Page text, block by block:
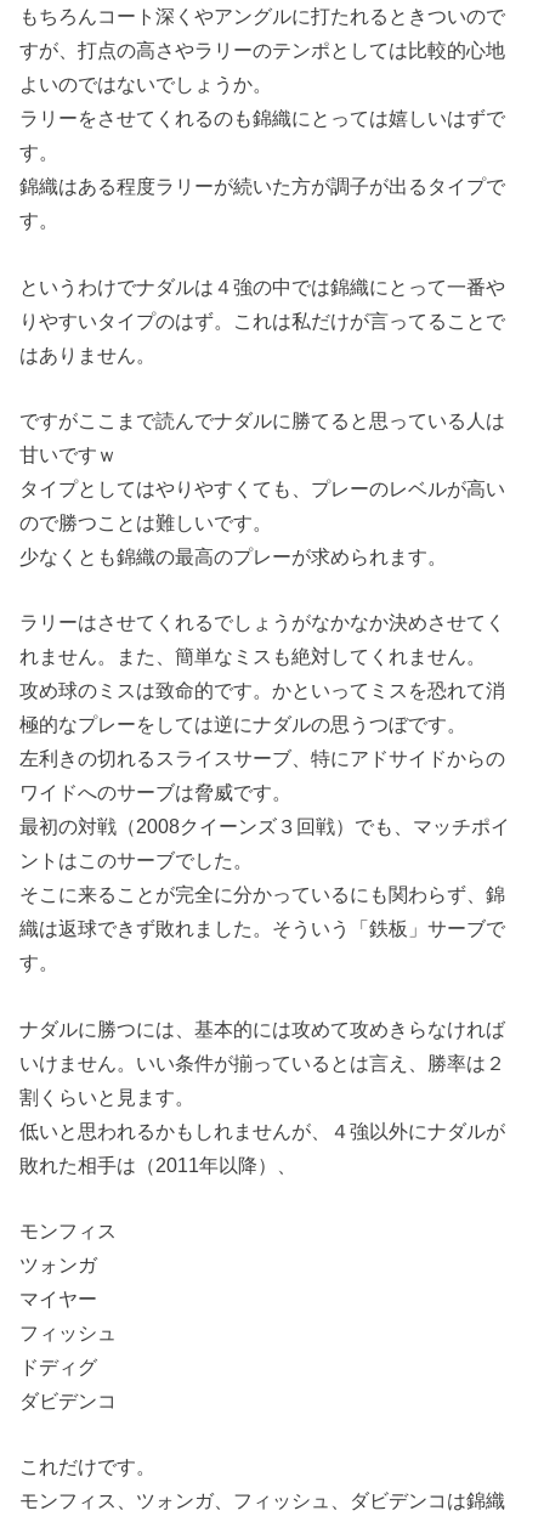
もちろんコート深くやアングルに打たれるときついので
すが、打点の高さやラリーのテンポとしては比較的心地
よいのではないでしょうか。
ラリーをさせてくれるのも錦織にとっては嬉しいはずで
す。
錦織はある程度ラリーが続いた方が調子が出るタイプで
す。
というわけでナダルは４強の中では錦織にとって一番や
りやすいタイプのはず。これは私だけが言ってることで
はありません。
ですがここまで読んでナダルに勝てると思っている人は
甘いですｗ
タイプとしてはやりやすくても、プレーのレベルが高い
ので勝つことは難しいです。
少なくとも錦織の最高のプレーが求められます。
ラリーはさせてくれるでしょうがなかなか決めさせてく
れません。また、簡単なミスも絶対してくれません。
攻め球のミスは致命的です。かといってミスを恐れて消
極的なプレーをしては逆にナダルの思うつぼです。
左利きの切れるスライスサーブ、特にアドサイドからの
ワイドへのサーブは脅威です。
最初の対戦（2008クイーンズ３回戦）でも、マッチポイ
ントはこのサーブでした。
そこに来ることが完全に分かっているにも関わらず、錦
織は返球できず敗れました。そういう「鉄板」サーブで
す。
ナダルに勝つには、基本的には攻めて攻めきらなければ
いけません。いい条件が揃っているとは言え、勝率は２
割くらいと見ます。
低いと思われるかもしれませんが、４強以外にナダルが
敗れた相手は（2011年以降）、
モンフィス
ツォンガ
マイヤー
フィッシュ
ドディグ
ダビデンコ
これだけです。
モンフィス、ツォンガ、フィッシュ、ダビデンコは錦織